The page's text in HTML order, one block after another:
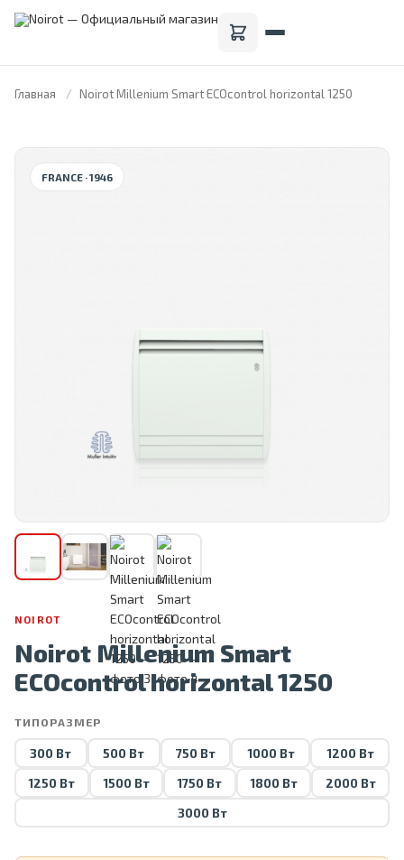
Главная Noirot Millenium Smart ECOcontrol horizontal 1250
FRANCE · 1946
NOIROT
Noirot Millenium Smart
ECOcontrol horizontal 1250
ТИПОРАЗМЕР
300 Вт 500 Вт 750 Вт 1000 Вт
1200 Вт
1250 Вт
1500 Вт 1750 Вт 1800 Вт
2000 Вт
3000 Вт